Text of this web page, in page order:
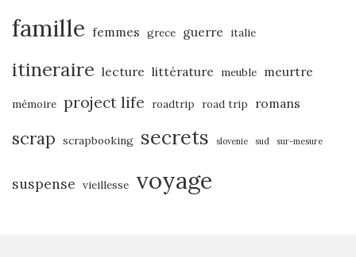
famille femmes grece guerre italie
itineraire lecture littérature meuble meurtre
mémoire project life roadtrip road trip romans
scrap scrapbooking secrets slovenie sud sur-mesure
suspense vieillesse voyage